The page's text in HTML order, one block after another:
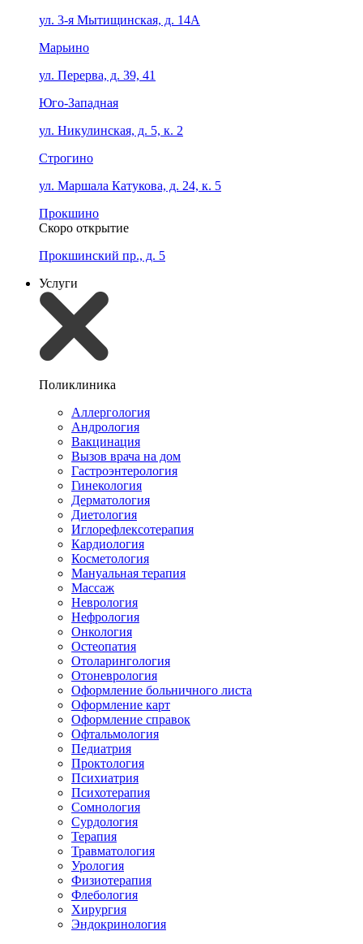
ул. 3-я Мытищинская, д. 14А
Марьино
ул. Перерва, д. 39, 41
Юго-Западная
ул. Никулинская, д. 5, к. 2
Строгино
ул. Маршала Катукова, д. 24, к. 5
Прокшино
Скоро открытие
Прокшинский пр., д. 5
Услуги
Поликлиника
Аллергология
Андрология
Вакцинация
Вызов врача на дом
Гастроэнтерология
Гинекология
Дерматология
Диетология
Иглорефлексотерапия
Кардиология
Косметология
Мануальная терапия
Массаж
Неврология
Нефрология
Онкология
Остеопатия
Отоларингология
Отоневрология
Оформление больничного листа
Оформление карт
Оформление справок
Офтальмология
Педиатрия
Проктология
Психиатрия
Психотерапия
Сомнология
Сурдология
Терапия
Травматология
Урология
Физиотерапия
Флебология
Хирургия
Эндокринология